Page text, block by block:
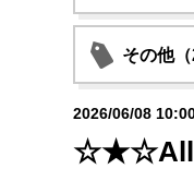
その他（
2026/06/08
☆★☆All